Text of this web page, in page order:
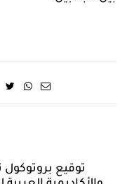
توقيع بروتوكول